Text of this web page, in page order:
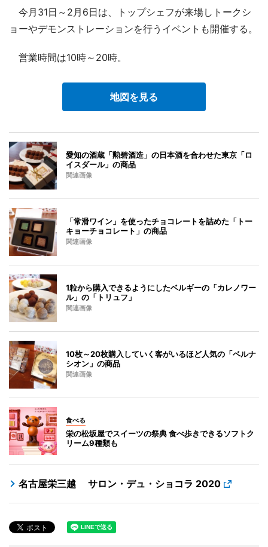
今月31日～2月6日は、トップシェフが来場しトークシ
ョーやデモンストレーションを行うイベントも開催する。
営業時間は10時～20時。
地図を見る
愛知の酒蔵「勲碧酒造」の日本酒を合わせた東京「ロ
イスダール」の商品
関連画像
「常滑ワイン」を使ったチョコレートを詰めた「トー
キョーチョコレート」の商品
関連画像
1粒から購入できるようにしたベルギーの「カレノワー
ル」の「トリュフ」
関連画像
10枚～20枚購入していく客がいるほど人気の「ベルナ
シオン」の商品
関連画像
食べる
栄の松坂屋でスイーツの祭典 食べ歩きできるソフトク
リーム9種類も
名古屋栄三越 サロン・デュ・ショコラ 2020